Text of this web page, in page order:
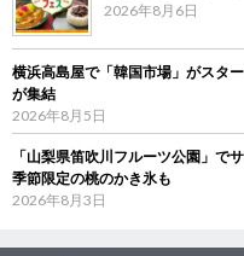
2026年8月6日
横浜高島屋で「韓国市場」がスタ
が集結
2026年8月5日
「山梨県笛吹川フルーツ公園」で
季節限定の桃のかき氷も
2026年8月3日